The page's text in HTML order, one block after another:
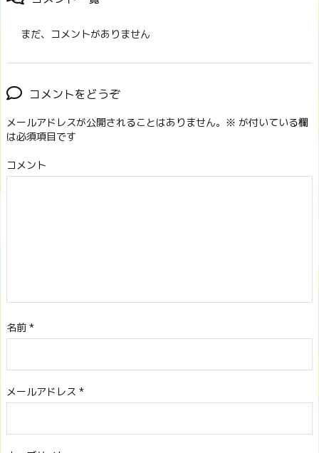
まだ、コメントがありません
コメントをどうぞ
メールアドレスが公開されることはありません。 ※ が付いている欄
は必須項目です
コメント
名前 *
メールアドレス *